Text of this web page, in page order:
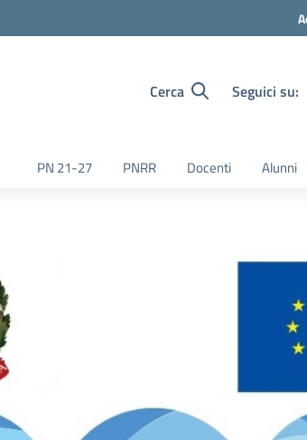
Cerca Seguici su:
PN 21-27 PNRR Docenti Alunni